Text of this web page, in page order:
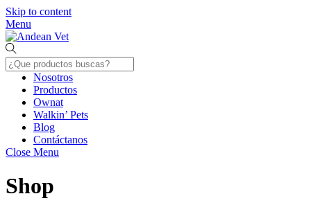
Skip to content
Menu
Nosotros
Productos
Ownat
Walkin’ Pets
Blog
Contáctanos
Close Menu
Shop